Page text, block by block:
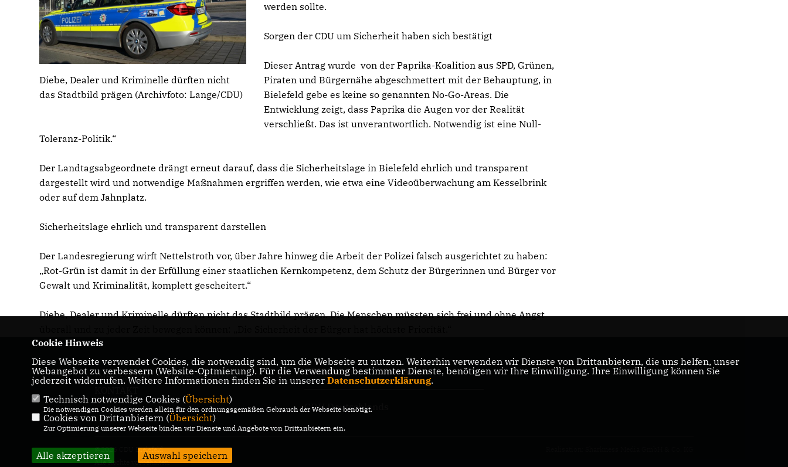
Diebe, Dealer und Kriminelle dürften nicht
das Stadtbild prägen (Archivfoto: Lange/CDU)
werden sollte.
Sorgen der CDU um Sicherheit haben sich bestätigt
Dieser Antrag wurde von der Paprika-Koalition aus SPD, Grünen,
Piraten und Bürgernähe abgeschmettert mit der Behauptung, in
Bielefeld gebe es keine so genannten No-Go-Areas. Die
Entwicklung zeigt, dass Paprika die Augen vor der Realität
verschließt. Das ist unverantwortlich. Notwendig ist eine Null-
Toleranz-Politik.“
Der Landtagsabgeordnete drängt erneut darauf, dass die Sicherheitslage in Bielefeld ehrlich und transparent
dargestellt wird und notwendige Maßnahmen ergriffen werden, wie etwa eine Videoüberwachung am Kesselbrink
oder auf dem Jahnplatz.
Sicherheitslage ehrlich und transparent darstellen
Der Landesregierung wirft Nettelstroth vor, über Jahre hinweg die Arbeit der Polizei falsch ausgerichtet zu haben:
Rot-Grün ist damit in der Erfüllung einer staatlichen Kernkompetenz, dem Schutz der Bürgerinnen und Bürger vor
Gewalt und Kriminalität, komplett gescheitert.“
Diebe, Dealer und Kriminelle dürften nicht das Stadtbild prägen. Die Menschen müssten sich frei und ohne Angst
IMPRESSUM
DATENSCHUTZ
CDU Nordrhein-Westfalen
CDU Deutschlands
@2026 CDU Bielefeld
Alle Rechte vorbehalten.
Cookie Hinweis
Diese Webseite verwendet Cookies, die notwendig sind, um die Webseite zu nutzen. Weiterhin verwenden wir Dienste von Drittanbietern, die uns helfen, unser
Webangebot zu verbessern (Website-Optmierung). Für die Verwendung bestimmter Dienste, benötigen wir Ihre Einwilligung. Ihre Einwilligung können Sie
jederzeit widerrufen. Weitere Informationen finden Sie in unserer Datenschutzerklärung.
Technisch notwendige Cookies (Übersicht)
Die notwendigen Cookies werden allein für den ordnungsgemäßen Gebrauch der Webseite benötigt.
Cookies von Drittanbietern (Übersicht)
Zur Optimierung unserer Webseite binden wir Dienste und Angebote von Drittanbietern ein.
Alle akzeptieren Auswahl speichern